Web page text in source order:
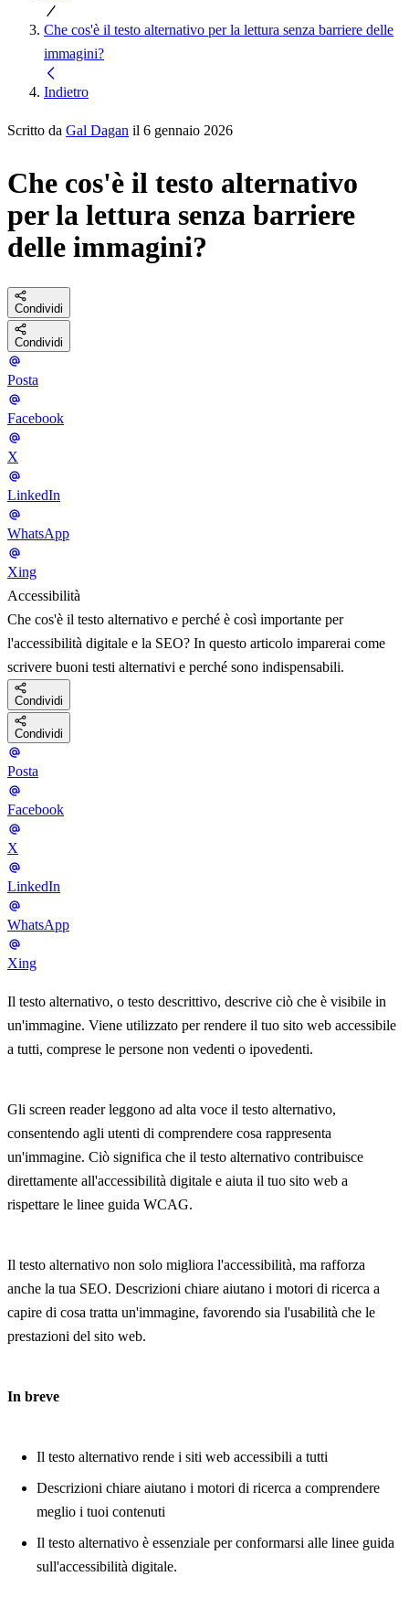
Che cos'è il testo alternativo per la lettura senza barriere delle
immagini?
Indietro
Scritto da Gal Dagan il 6 gennaio 2026
Che cos'è il testo alternativo
per la lettura senza barriere
delle immagini?
Condividi
Condividi
Posta
Facebook
X
LinkedIn
WhatsApp
Xing
Accessibilità
Che cos'è il testo alternativo e perché è così importante per
l'accessibilità digitale e la SEO? In questo articolo imparerai come
scrivere buoni testi alternativi e perché sono indispensabili.
Condividi
Condividi
Posta
Facebook
X
LinkedIn
WhatsApp
Xing
Il testo alternativo, o testo descrittivo, descrive ciò che è visibile in
un'immagine. Viene utilizzato per rendere il tuo sito web accessibile
a tutti, comprese le persone non vedenti o ipovedenti.
Gli screen reader leggono ad alta voce il testo alternativo,
consentendo agli utenti di comprendere cosa rappresenta
un'immagine. Ciò significa che il testo alternativo contribuisce
direttamente all'accessibilità digitale e aiuta il tuo sito web a
rispettare le linee guida WCAG.
Il testo alternativo non solo migliora l'accessibilità, ma rafforza
anche la tua SEO. Descrizioni chiare aiutano i motori di ricerca a
capire di cosa tratta un'immagine, favorendo sia l'usabilità che le
prestazioni del sito web.
In breve
Il testo alternativo rende i siti web accessibili a tutti
Descrizioni chiare aiutano i motori di ricerca a comprendere
meglio i tuoi contenuti
Il testo alternativo è essenziale per conformarsi alle linee guida
sull'accessibilità digitale.